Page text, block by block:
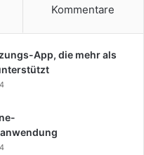
Kommentare
App, die mehr als